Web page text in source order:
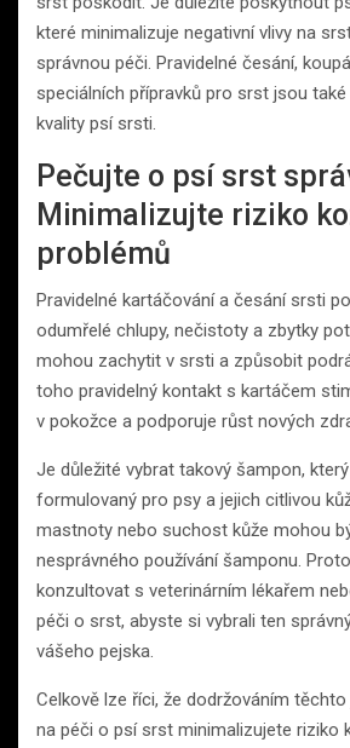
které minimalizuje negativní vlivy na
správnou péči. Pravidelné česání,
speciálních přípravků pro srst jsou
kvality psí srsti.
Pečujte o psí srst
Minimalizujte riziko
problémů
Pravidelné kartáčování a česání srsti
odumřelé chlupy, nečistoty a zbytky
mohou zachytit v srsti a způsobit
toho pravidelný kontakt s kartáčem
v pokožce a podporuje růst nových
Je důležité vybrat takový šampon,
formulovaný pro psy a jejich citlivou
mastnoty nebo suchost kůže mohou
nesprávného používání šamponu.
konzultovat s veterinárním lékařem
péči o srst, abyste si vybrali ten
vášeho pejska.
Celkově lze říci, že dodržováním
na péči o psí srst minimalizujete riziko